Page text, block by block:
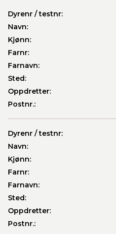
Dyrenr / testnr:
Navn:
Kjønn:
Farnr:
Farnavn:
Sted:
Oppdretter:
Postnr.:
Dyrenr / testnr:
Navn:
Kjønn:
Farnr:
Farnavn:
Sted:
Oppdretter:
Postnr.: